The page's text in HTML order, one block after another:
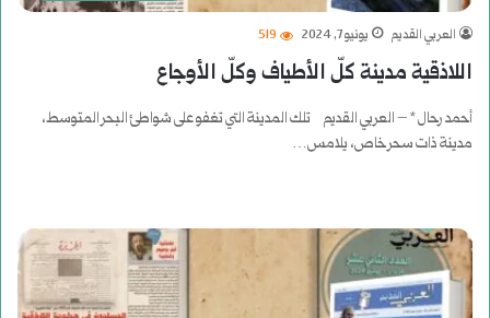
العربي القديم يونيو 7, 2024 519
اللاذقية مدينة كلّ الأطياف وكلّ الأوجاع
أحمد رحال * – العربي القديم تلك المدينة التي تغفو على شواطئ البحر المتوسط،
مدينة ذات سحر خاص، يلامس…